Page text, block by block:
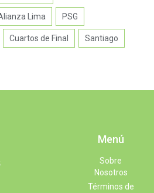
Lima PSG
Cuartos de Final Santiago
Menú
Sobre
Nosotros
Términos de